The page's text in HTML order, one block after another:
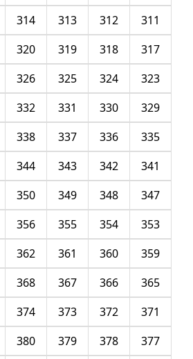
311
312
313
314
317
318
319
320
323
324
325
326
329
330
331
332
335
336
337
338
341
342
343
344
347
348
349
350
353
354
355
356
359
360
361
362
365
366
367
368
371
372
373
374
377
378
379
380